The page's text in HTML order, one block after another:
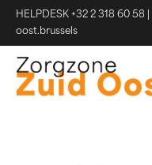
HELPDESK +32 2 318 60 58
oost.brussels